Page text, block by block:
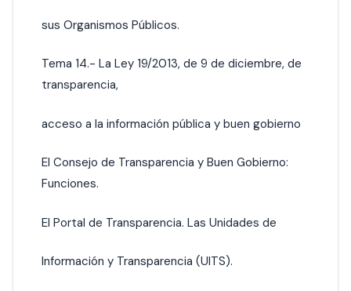
sus Organismos Públicos.
Tema 14.- La Ley 19/2013, de 9 de diciembre, de
transparencia,
acceso a la información pública y buen gobierno
El Consejo de Transparencia y Buen Gobierno:
Funciones.
El Portal de Transparencia. Las Unidades de
Información y Transparencia (UITS).